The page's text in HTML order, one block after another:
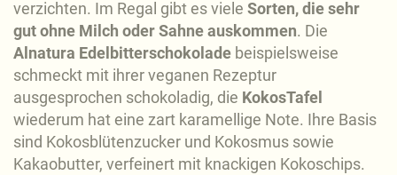
verzichten. Im Regal gibt es viele Sorten, die sehr
gut ohne Milch oder Sahne auskommen. Die
Alnatura Edelbitterschokolade beispielsweise
schmeckt mit ihrer veganen Rezeptur
ausgesprochen schokoladig, die KokosTafel
wiederum hat eine zart karamellige Note. Ihre Basis
sind Kokosblütenzucker und Kokosmus sowie
Kakaobutter, verfeinert mit knackigen Kokoschips.